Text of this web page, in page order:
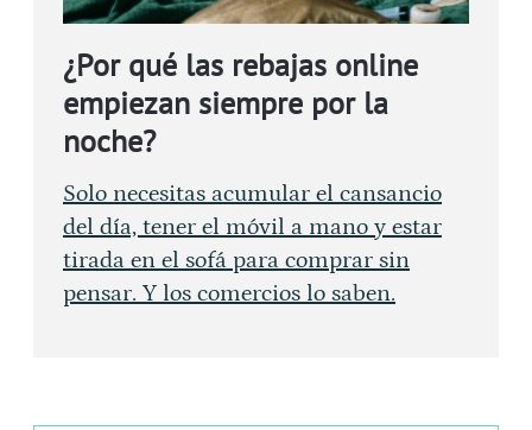
¿Por qué las rebajas online
empiezan siempre por la
noche?
Solo necesitas acumular el cansancio
del día, tener el móvil a mano y estar
tirada en el sofá para comprar sin
pensar. Y los comercios lo saben.